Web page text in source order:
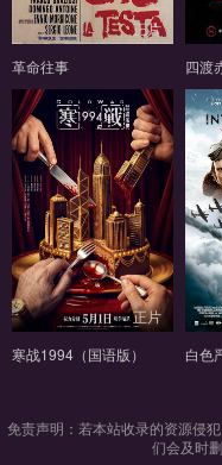
正片
革命往事
四渡
正片
寒战1994（国语版）
白色
免责声明：若本站收录的资源侵
们会及时